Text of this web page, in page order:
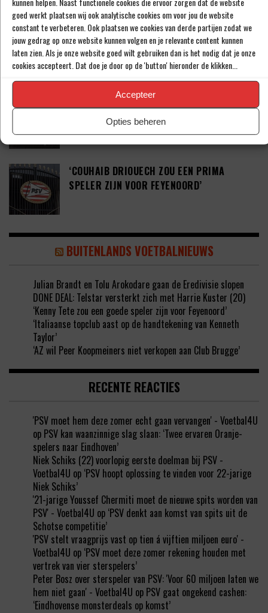
goed werkt plaatsen wij ook analytische cookies om voor jou de website
constant te verbeteren. Ook plaatsen we cookies van derde partijen zodat we
jouw gedrag op onze website kunnen volgen en je relevante content kunnen
laten zien. Als je onze website goed wilt gebruiken dan is het nodig dat je onze
cookies accepteert. Dat doe je door op de 'button' hieronder de klikken...
Accepteer
Opties beheren
‘PSV WIL ZICH GAAN VERSTERKEN MET 29-
JARIGE ADAMA CAMARA’
JOEL DROMMEL (29) TEKENT VOOR VIER
JAAR BIJ FC TWENTE
‘COUHAIB DRIOUECH ZOU EEN PRIMA
SPELER ZIJN VOOR FEYENOORD’
BUITENLANDS VOETBALNIEUWS
Julian Brandt en Tolu Arokodare gaan de Eredivisie slopen
DONE DEAL: Telstar versterkt zich met Harrie Kuster (20)
‘Kenny Tete zou een goede speler zijn voor Feyenoord’
‘Italiaanse topclub aast op de handtekening van Kenneth
Taylor’
‘AZ wil Peer Koopmeiners niet verkopen aan Club Brugge’
RECENTE REACTIES
'PSV moet hem deze zomer echt gaan vervangen' - Voetbal4U
op PSV kan waanzinnige slag slaan: ‘Twee ervaren Oranje-
spelers naar Eindhoven’
Niek Schiks (22) voorlopig eerste doelman bij PSV -
Voetbal4U op ‘PSV hoopt oplossing te vinden voor 22-jarige
Niek Schiks’
'21-jarige Youssef Chermiti moet de nieuwe spits worden van
PSV' - Voetbal4U op ‘PSV denkt aan komst van spits uit de
Schotse competitie’
'PSV stelt vraagprijs vast op tien á vijftien miljoen euro' -
Voetbal4U op ‘PSV moet deze zomer rekening houden met
vertrek van vier sterspelers’
Peter Bosz over sterspeler van PSV: 'Voor 60 miljoen laten we
hem niet gaan' - Voetbal4U op PSV gaat ongekend cashen:
‘Eindhovense monsterdeals op komst’